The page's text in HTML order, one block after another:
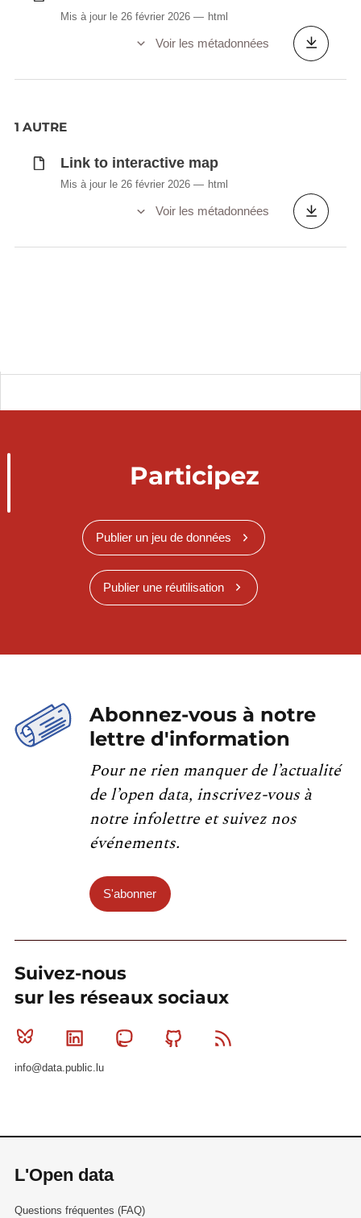
Mis à jour le 26 février 2026 html
Voir les métadonnées
1 AUTRE
Link to interactive map
Mis à jour le 26 février 2026 html
Voir les métadonnées
Participez
Publier un jeu de données
Publier une réutilisation
Abonnez-vous à notre
lettre d'information
Pour ne rien manquer de l’actualité
de l’open data, inscrivez-vous à
notre infolettre et suivez nos
événements.
S'abonner
Suivez-nous
sur les réseaux sociaux
Bluesky Linkedin MastodonGithub
info@data.public.lu
L'Open data
Questions fréquentes (FAQ)